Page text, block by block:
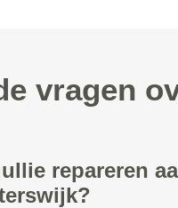
vragen
repareren